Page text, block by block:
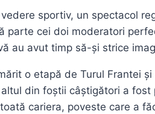
sportiv, un spectacol
parte cei doi moderatori
au avut timp să-și strice
o etapă de Turul Frantei
din foștii câștigători a
cariera, poveste care a